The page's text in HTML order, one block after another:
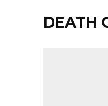
DEATH